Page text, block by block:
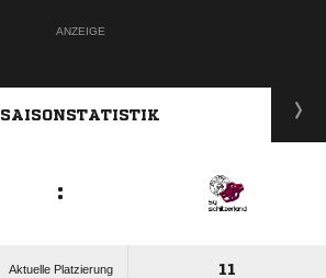
ANZEIGE
SAISONSTATISTIK
:
Aktuelle Platzierung 11